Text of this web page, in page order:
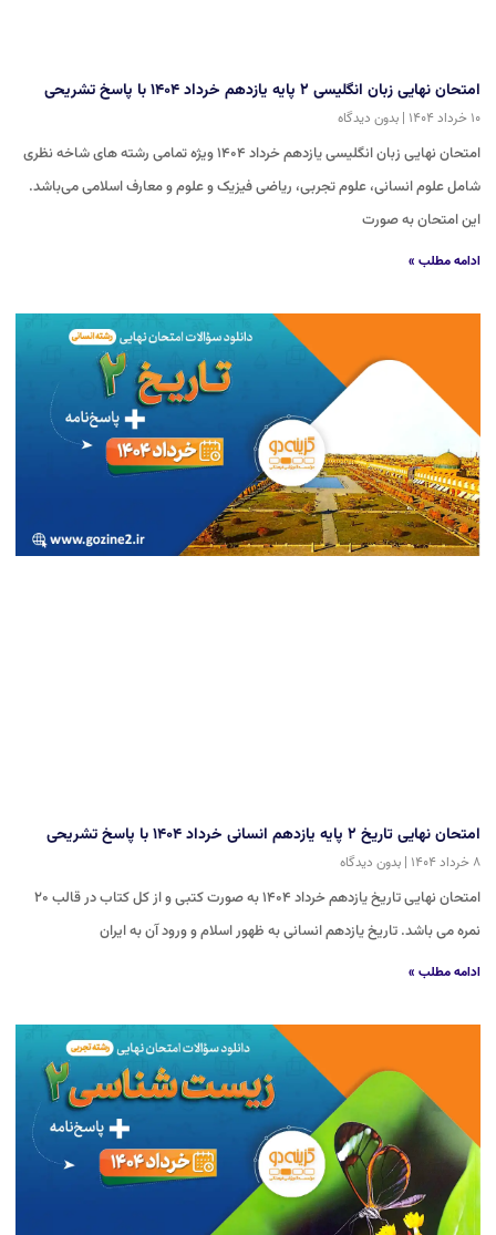
امتحان نهایی زبان انگلیسی ۲ پایه یازدهم خرداد ۱۴۰۴ با پاسخ تشریحی
۱۰ خرداد ۱۴۰۴ بدون دیدگاه
امتحان نهایی زبان انگلیسی یازدهم خرداد ۱۴۰۴ ویژه تمامی رشته های شاخه نظری
شامل علوم انسانی، علوم تجربی، ریاضی فیزیک و علوم و معارف اسلامی می‌باشد.
این امتحان به صورت
ادامه مطلب »
امتحان نهایی تاریخ ۲ پایه یازدهم انسانی خرداد ۱۴۰۴ با پاسخ تشریحی
۸ خرداد ۱۴۰۴ بدون دیدگاه
امتحان نهایی تاریخ یازدهم خرداد ۱۴۰۴ به صورت کتبی و از کل کتاب در قالب ۲۰
نمره می باشد. تاریخ یازدهم انسانی به ظهور اسلام و ورود آن به ایران
ادامه مطلب »